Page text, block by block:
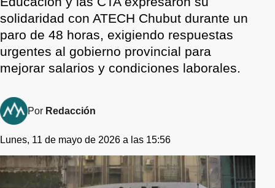
solidaridad con ATECH Chubut durante un
paro de 48 horas, exigiendo respuestas
urgentes al gobierno provincial para
mejorar salarios y condiciones laborales.
Por Redacción
Lunes, 11 de mayo de 2026 a las 15:56